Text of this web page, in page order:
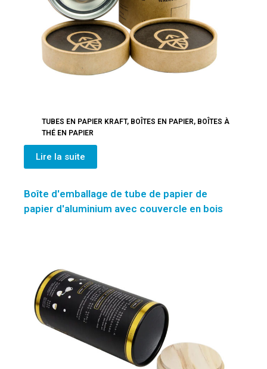
TUBES EN PAPIER KRAFT, BOÎTES EN PAPIER, BOÎTES À
THÉ EN PAPIER
Lire la suite
Boîte d'emballage de tube de papier de
papier d'aluminium avec couvercle en bois